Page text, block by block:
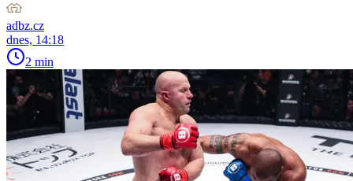
adbz.cz
dnes, 14:18
2 min